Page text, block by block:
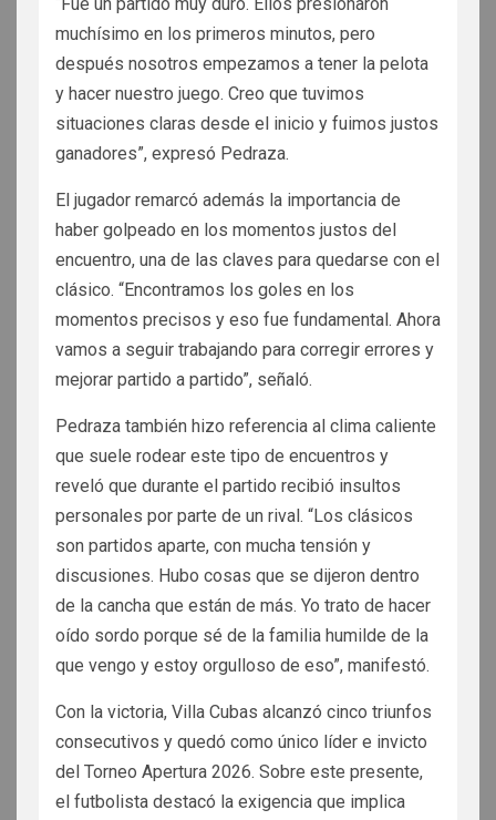
“Fue un partido muy duro. Ellos presionaron
muchísimo en los primeros minutos, pero
después nosotros empezamos a tener la pelota
y hacer nuestro juego. Creo que tuvimos
situaciones claras desde el inicio y fuimos justos
ganadores”, expresó Pedraza.
El jugador remarcó además la importancia de
haber golpeado en los momentos justos del
encuentro, una de las claves para quedarse con el
clásico. “Encontramos los goles en los
momentos precisos y eso fue fundamental. Ahora
vamos a seguir trabajando para corregir errores y
mejorar partido a partido”, señaló.
Pedraza también hizo referencia al clima caliente
que suele rodear este tipo de encuentros y
reveló que durante el partido recibió insultos
personales por parte de un rival. “Los clásicos
son partidos aparte, con mucha tensión y
discusiones. Hubo cosas que se dijeron dentro
de la cancha que están de más. Yo trato de hacer
oído sordo porque sé de la familia humilde de la
que vengo y estoy orgulloso de eso”, manifestó.
Con la victoria, Villa Cubas alcanzó cinco triunfos
consecutivos y quedó como único líder e invicto
del Torneo Apertura 2026. Sobre este presente,
el futbolista destacó la exigencia que implica